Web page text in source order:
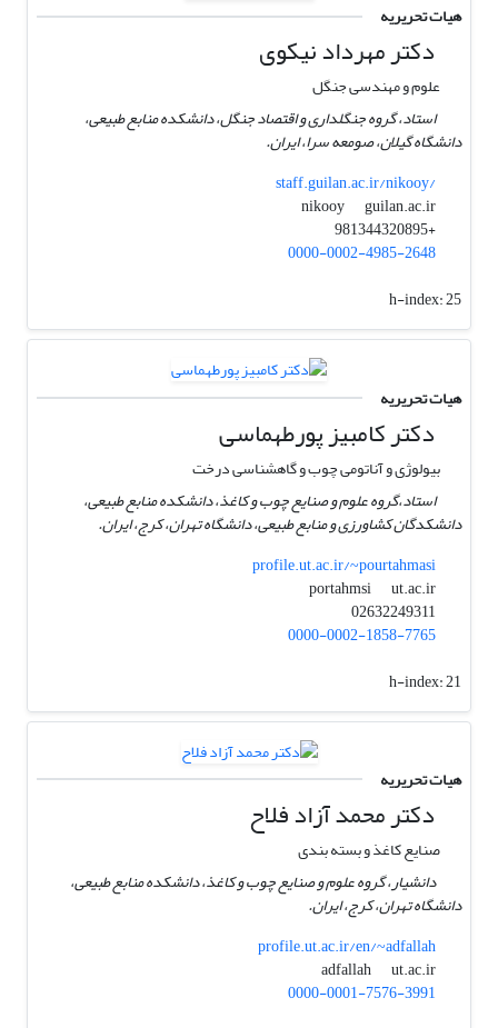
هیات تحریریه
دکتر مهرداد نیکوی
علوم و مهندسی جنگل
استاد،‌ گروه جنگلداری و اقتصاد جنگل، دانشکده منابع طبیعی،
دانشگاه گیلان، صومعه سرا، ایران.
staff.guilan.ac.ir/nikooy/
nikooy
guilan.ac.ir
+981344320895
0000-0002-4985-2648
h-index:25
هیات تحریریه
دکتر کامبیز پورطهماسی
بیولوژی و آناتومی چوب و گاهشناسی درخت
استاد،گروه علوم و صنایع چوب و کاغذ، دانشکده منابع طبیعی،
دانشکدگان کشاورزی و منابع طبیعی، دانشگاه تهران، کرج، ایران.
profile.ut.ac.ir/~pourtahmasi
portahmsi
ut.ac.ir
0000-0002-1858-7765
h-index:21
هیات تحریریه
دکتر محمد آزاد فلاح
صنایع کاغذ و بسته بندی
دانشیار، گروه علوم و صنایع چوب و کاغذ، دانشکده منابع طبیعی،
دانشگاه تهران، کرج، ایران.
profile.ut.ac.ir/en/~adfallah
adfallah
ut.ac.ir
0000-0001-7576-3991